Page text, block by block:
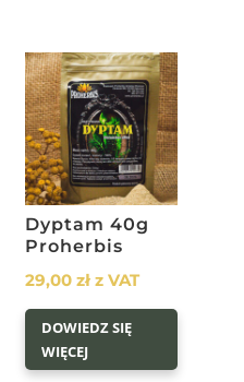
Dyptam 40g
Proherbis
29,00zł z VAT
DOWIEDZ SIĘ
WIĘCEJ